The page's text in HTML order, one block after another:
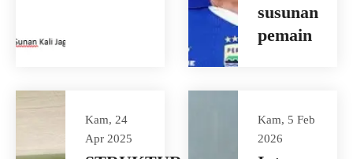
susunan
pemain
Kam, 24
Apr 2025
Kam, 5 Feb
2026